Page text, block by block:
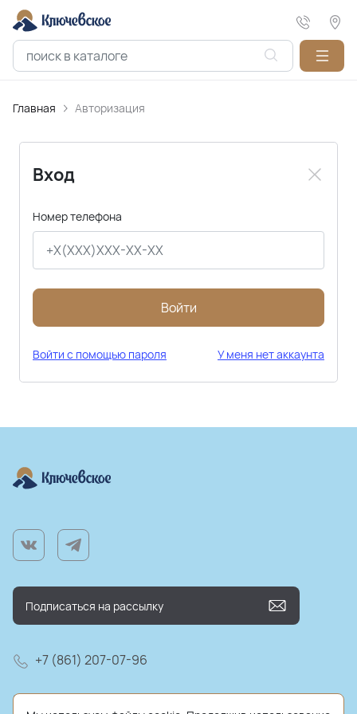
Главная Авторизация
Вход
Номер телефона
Войти
Войти с помощью пароля У меня нет аккаунта
+7 (861) 207-07-96
farm@kluchmilk.ru